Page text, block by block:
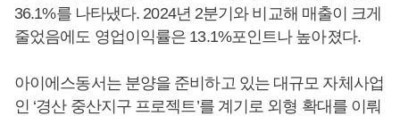
36.1%를 나타냈다. 2024년 2분기와 비교해 매출이 크게
줄었음에도 영업이익률은 13.1%포인트나 높아졌다.
아이에스동서는 분양을 준비하고 있는 대규모 자체사업
인 ‘경산 중산지구 프로젝트’를 계기로 외형 확대를 이뤄